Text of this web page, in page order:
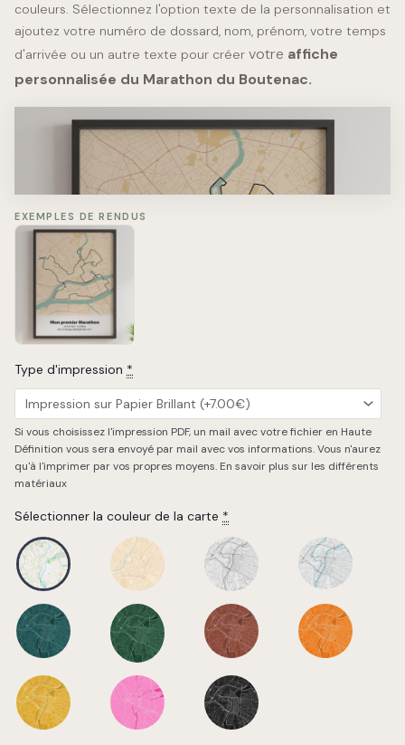
couleurs. Sélectionnez l'option texte de la personnalisation et
ajoutez votre numéro de dossard, nom, prénom, votre temps
d'arrivée ou un autre texte pour créer votre affiche
personnalisée du Marathon du Boutenac.
Chargement de la carte…
Marathon du Boutenac
22.10.2023 - 42.195km
#4123 Jean Peuplu - 3h38'42''​
EXEMPLES DE RENDUS
Type d'impression *
Si vous choisissez l'impression PDF, un mail avec votre fichier en Haute
Définition vous sera envoyé par mail avec vos informations. Vous n'aurez
qu'à l'imprimer par vos propres moyens. En savoir plus sur les différents
matériaux
Sélectionner la couleur de la carte *